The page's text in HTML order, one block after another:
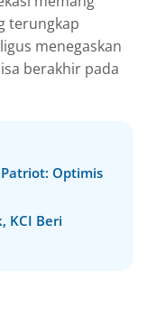
terungkap
menegaskan
berakhir pada
Optimis
KCI Beri